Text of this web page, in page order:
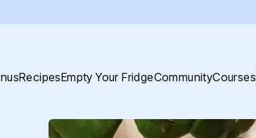
RecipesEmpty Your FridgeCommunityCourses